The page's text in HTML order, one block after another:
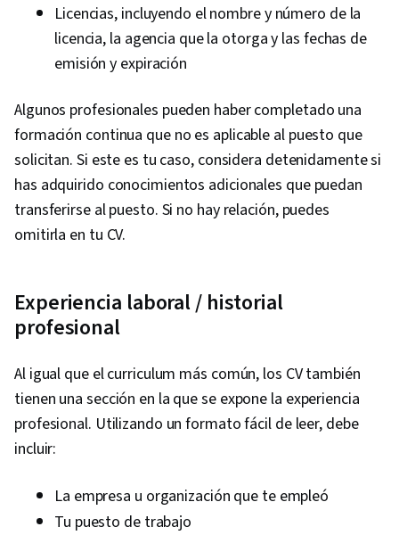
Licencias, incluyendo el nombre y número de la
licencia, la agencia que la otorga y las fechas de
emisión y expiración
Algunos profesionales pueden haber completado una
formación continua que no es aplicable al puesto que
solicitan. Si este es tu caso, considera detenidamente si
has adquirido conocimientos adicionales que puedan
transferirse al puesto. Si no hay relación, puedes
omitirla en tu CV.
Experiencia laboral / historial
profesional
Al igual que el curriculum más común, los CV también
tienen una sección en la que se expone la experiencia
profesional. Utilizando un formato fácil de leer, debe
incluir:
La empresa u organización que te empleó
Tu puesto de trabajo